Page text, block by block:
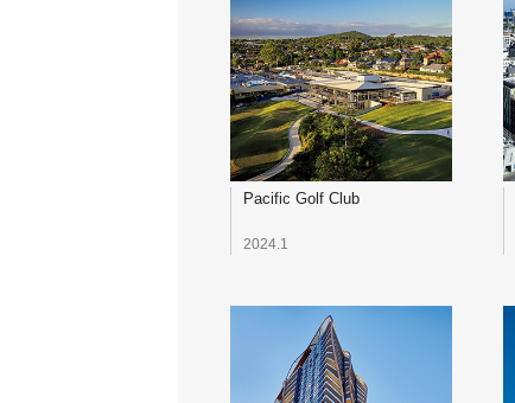
Pacific Golf Club
2024.1